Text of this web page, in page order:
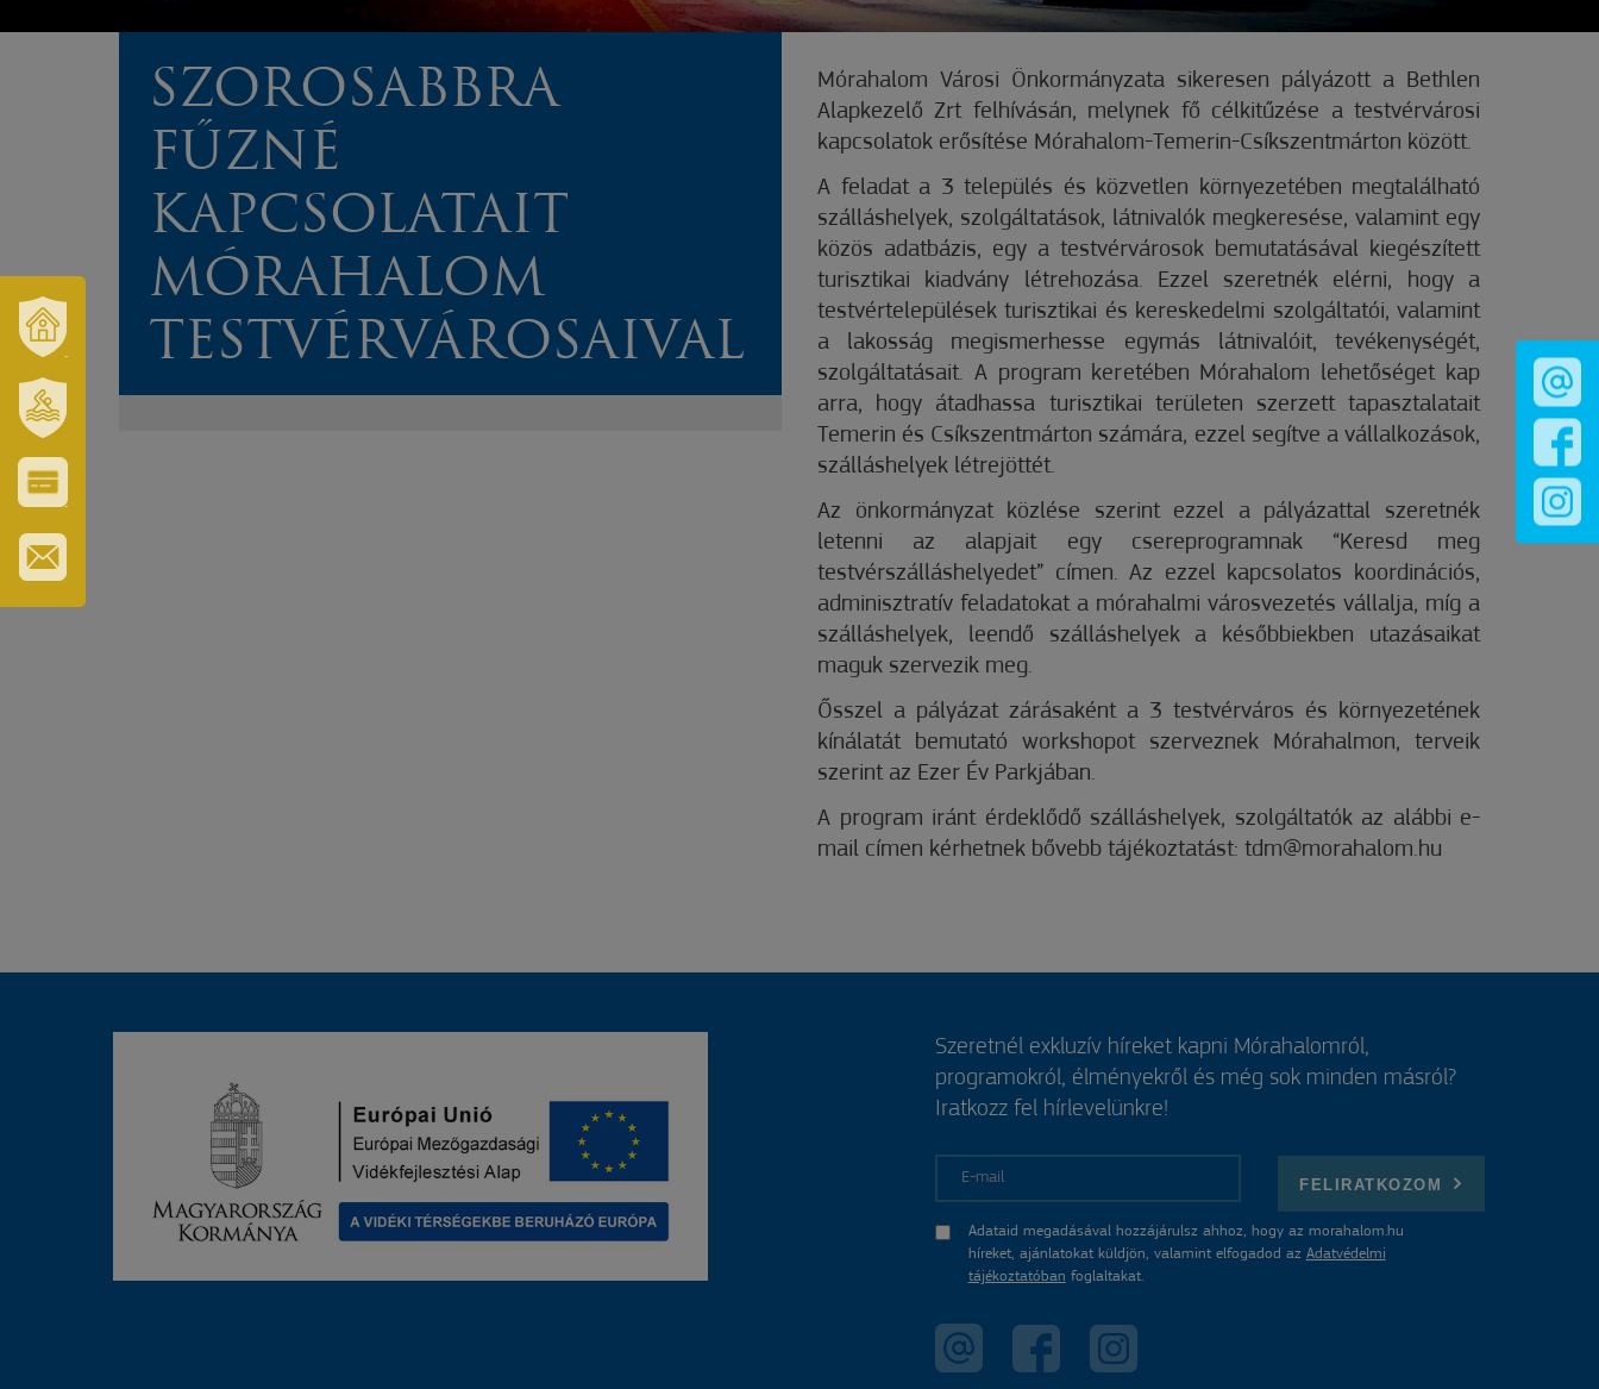
ÉS
TÉRSÉGÜNK
ERZSÉBET
GYÓGYFÜRDŐ
ÉS
TURISZTIKAI
KÁRTYA
SZOROSABBRA
FŰZNÉ
KAPCSOLATAIT
MÓRAHALOM
TESTVÉRVÁROSAIVAL
Mórahalom Városi Önkormányzata sikeresen pályázott a Bethlen
Alapkezelő Zrt felhívásán, melynek fő célkitűzése a testvérvárosi
kapcsolatok erősítése Mórahalom-Temerin-Csíkszentmárton között.
A feladat a 3 település és közvetlen környezetében megtalálható
szálláshelyek, szolgáltatások, látnivalók megkeresése, valamint egy
közös adatbázis, egy a testvérvárosok bemutatásával kiegészített
turisztikai kiadvány létrehozása. Ezzel szeretnék elérni, hogy a
testvértelepülések turisztikai és kereskedelmi szolgáltatói, valamint
a lakosság megismerhesse egymás látnivalóit, tevékenységét,
szolgáltatásait. A program keretében Mórahalom lehetőséget kap
arra, hogy átadhassa turisztikai területen szerzett tapasztalatait
Temerin és Csíkszentmárton számára, ezzel segítve a vállalkozások,
szálláshelyek létrejöttét.
Az önkormányzat közlése szerint ezzel a pályázattal szeretnék
letenni az alapjait egy csereprogramnak “Keresd meg
testvérszálláshelyedet” címen. Az ezzel kapcsolatos koordinációs,
adminisztratív feladatokat a mórahalmi városvezetés vállalja, míg a
szálláshelyek, leendő szálláshelyek a későbbiekben utazásaikat
maguk szervezik meg.
Ősszel a pályázat zárásaként a 3 testvérváros és környezetének
kínálatát bemutató workshopot szerveznek Mórahalmon, terveik
szerint az Ezer Év Parkjában.
A program iránt érdeklődő szálláshelyek, szolgáltatók az alábbi e-
mail címen kérhetnek bővebb tájékoztatást: tdm@morahalom.hu
Szeretnél exkluzív híreket kapni Mórahalomról,
programokról, élményekről és még sok minden másról?
Iratkozz fel hírlevelünkre!
FELIRATKOZOM
Adataid megadásával hozzájárulsz ahhoz, hogy az morahalom.hu
híreket, ajánlatokat küldjön, valamint elfogadod az Adatvédelmi
tájékoztatóban foglaltakat.